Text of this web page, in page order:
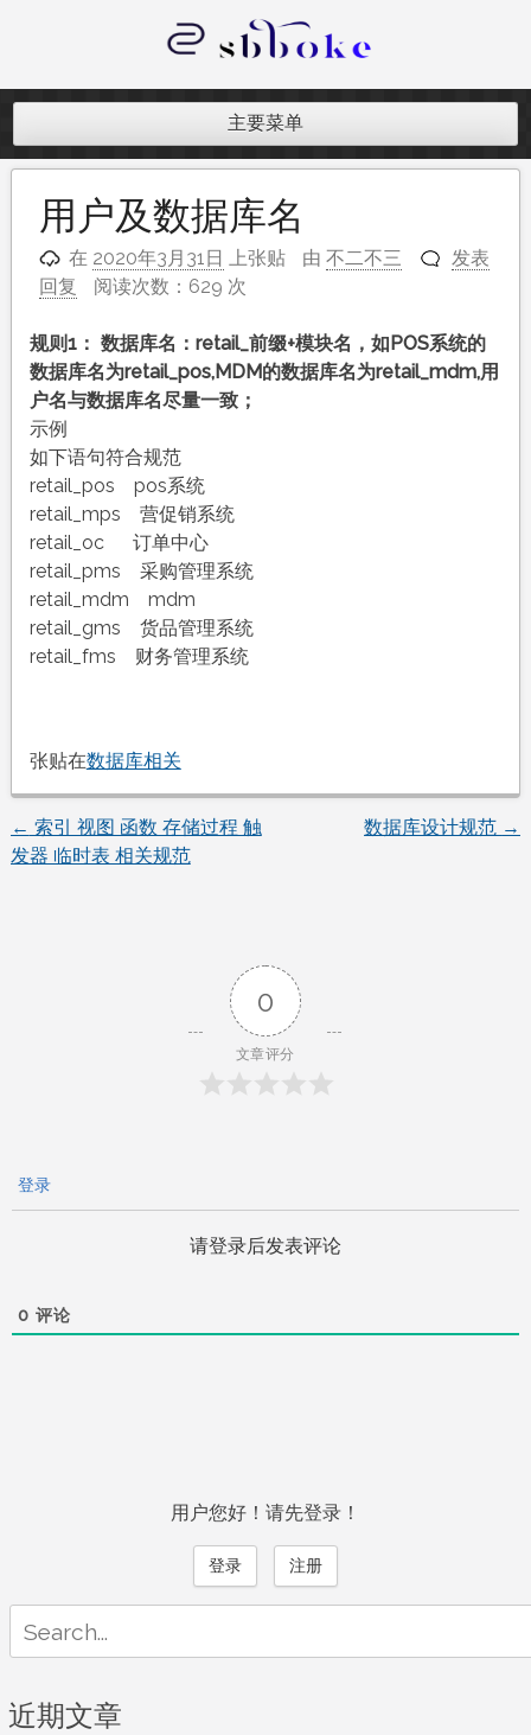
内
记录跨境电商独立站开发遇到的点点
主要菜单
用户及数据库名
在 2020年3月31日 上张贴 由不二不三
发表
回复
阅读次数：629 次
规则1： 数据库名：retail_前缀+模块名，如POS系统的
数据库名为retail_pos,MDM的数据库名为retail_mdm,用
户名与数据库名尽量一致；
示例
如下语句符合规范
retail_pos pos系统
retail_mps 营促销系统
retail_oc 订单中心
retail_pms 采购管理系统
retail_mdm mdm
retail_gms 货品管理系统
retail_fms 财务管理系统
张贴在数据库相关
文
← 索引 视图 函数 存储过程 触
发器 临时表 相关规范
数据库设计规范 →
0
文章评分
登录
请登录后发表评论
0 评论
用户您好！请先登录！
登录 注册
for:
近期文章